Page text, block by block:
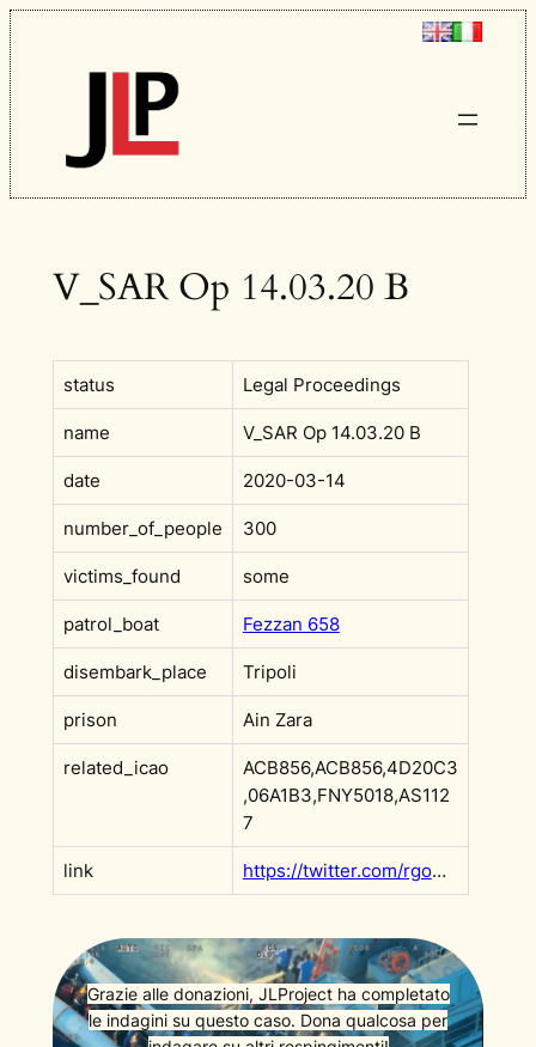
Vai
al
contenuto
V_SAR Op 14.03.20 B
status Legal Proceedings
name V_SAR Op 14.03.20 B
date 2020-03-14
number_of_people 300
victims_found some
patrol_boat Fezzan 658
disembark_place Tripoli
prison Ain Zara
related_icao
ACB856,ACB856,4D20C3
,06A1B3,FNY5018,AS112
7
link https://twitter.com/rgowans/status/1239133301761355776
Grazie alle donazioni, JLProject ha completato
le indagini su questo caso. Dona qualcosa per